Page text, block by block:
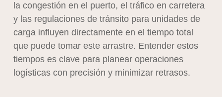
la congestión en el puerto, el tráfico en carretera
y las regulaciones de tránsito para unidades de
carga influyen directamente en el tiempo total
que puede tomar este arrastre. Entender estos
tiempos es clave para planear operaciones
logísticas con precisión y minimizar retrasos.